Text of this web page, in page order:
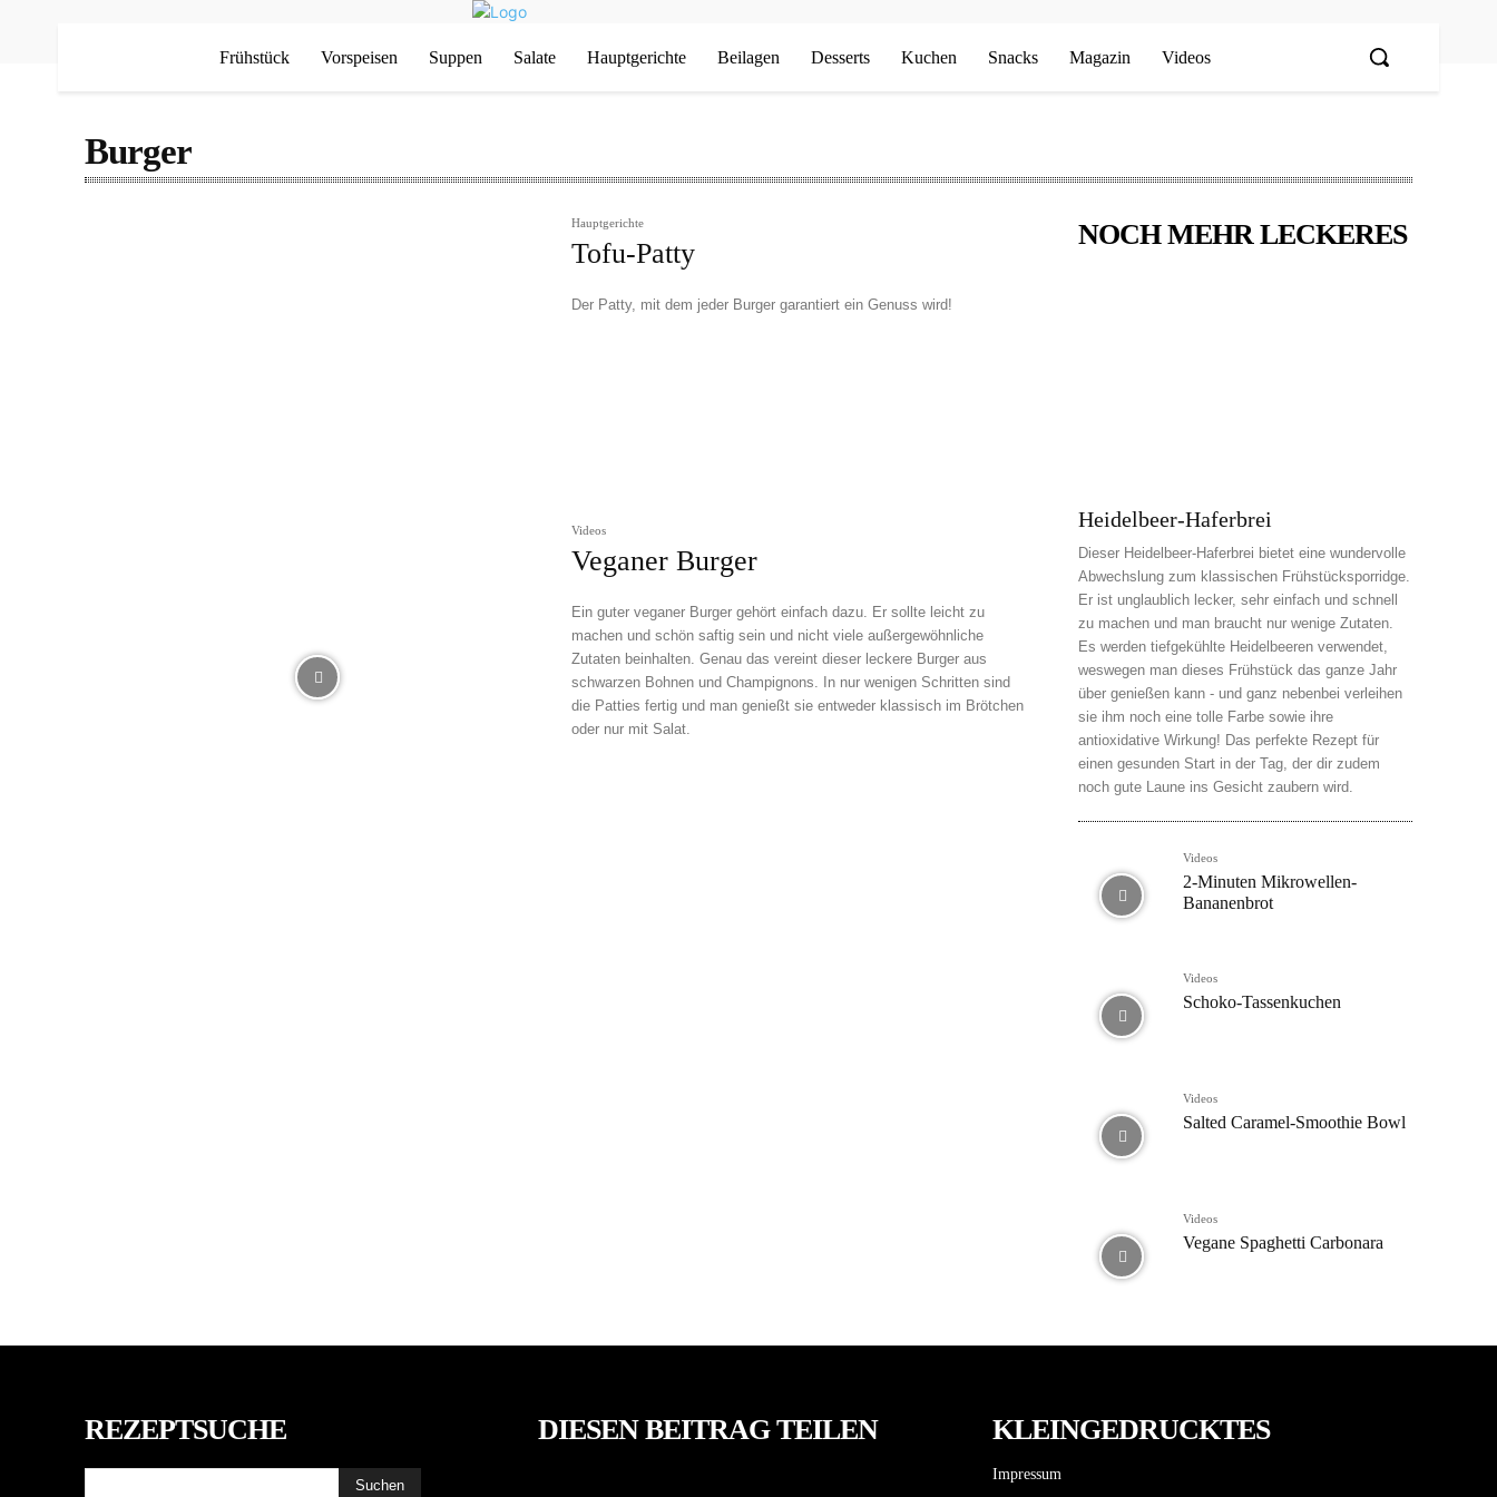
Frühstück Vorspeisen Suppen Salate Hauptgerichte Beilagen Desserts Kuchen Snacks Magazin Videos
Burger
Hauptgerichte
Tofu-Patty
Der Patty, mit dem jeder Burger garantiert ein Genuss wird!
Videos
Veganer Burger
Ein guter veganer Burger gehört einfach dazu. Er sollte leicht zu
machen und schön saftig sein und nicht viele außergewöhnliche
Zutaten beinhalten. Genau das vereint dieser leckere Burger aus
schwarzen Bohnen und Champignons. In nur wenigen Schritten sind
die Patties fertig und man genießt sie entweder klassisch im Brötchen
oder nur mit Salat.
NOCH MEHR LECKERES
Heidelbeer-Haferbrei
Dieser Heidelbeer-Haferbrei bietet eine wundervolle
Abwechslung zum klassischen Frühstücksporridge.
Er ist unglaublich lecker, sehr einfach und schnell
zu machen und man braucht nur wenige Zutaten.
Es werden tiefgekühlte Heidelbeeren verwendet,
weswegen man dieses Frühstück das ganze Jahr
über genießen kann - und ganz nebenbei verleihen
sie ihm noch eine tolle Farbe sowie ihre
antioxidative Wirkung! Das perfekte Rezept für
einen gesunden Start in der Tag, der dir zudem
noch gute Laune ins Gesicht zaubern wird.
Videos
2-Minuten Mikrowellen-
Bananenbrot
Videos
Schoko-Tassenkuchen
Videos
Salted Caramel-Smoothie Bowl
Videos
Vegane Spaghetti Carbonara
REZEPTSUCHE
Suchen
DIESEN BEITRAG TEILEN KLEINGEDRUCKTES
Impressum